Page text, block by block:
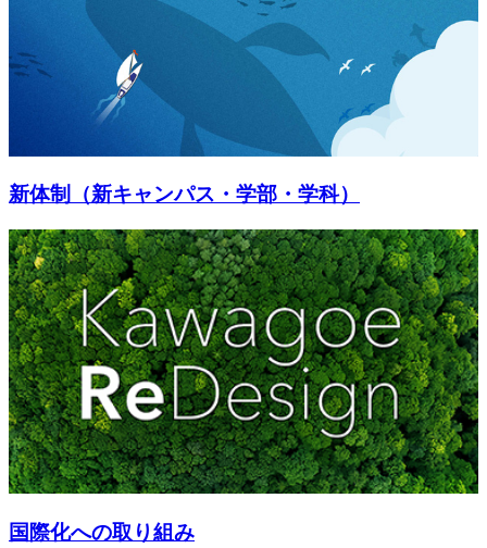
新体制（新キャンパス・学部・学科）
国際化への取り組み